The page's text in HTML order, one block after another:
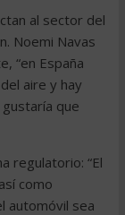
al sector del
Noemi Navas
“en España
aire y hay
que
regulatorio: “El
como
automóvil sea